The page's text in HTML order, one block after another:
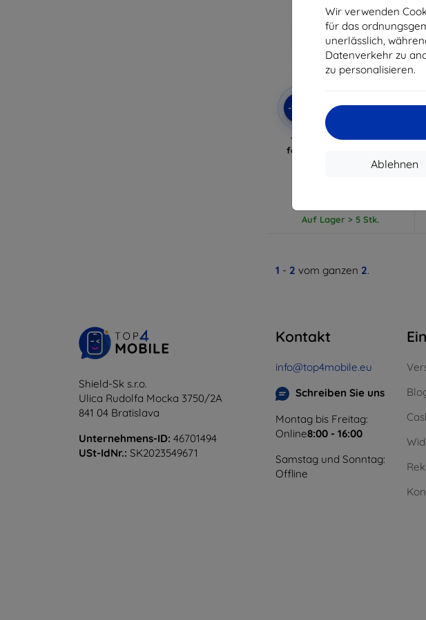
Wir verwenden
für das
unerlässlich,
Datenverkehr zu
zu personalisieren.
Ablehnen
-10%
mit
Gutschein
EXTRA10
Tactical Book Dreifach
faltbares Etui für Xiaomi
Redmi Pad SE 11" Rot
Auf Lager > 5 Stk.
1 - 2 vom ganzen 2.
Shield-Sk s.r.o.
Ulica Rudolfa Mocka 3750/2A
841 04 Bratislava
Unternehmens-ID: 46701494
USt-IdNr.: SK2023549671
Kontakt
info@top4mobile.eu
Schreiben Sie uns
Montag bis Freitag:
Online8:00 - 16:00
Samstag und Sonntag:
Offline